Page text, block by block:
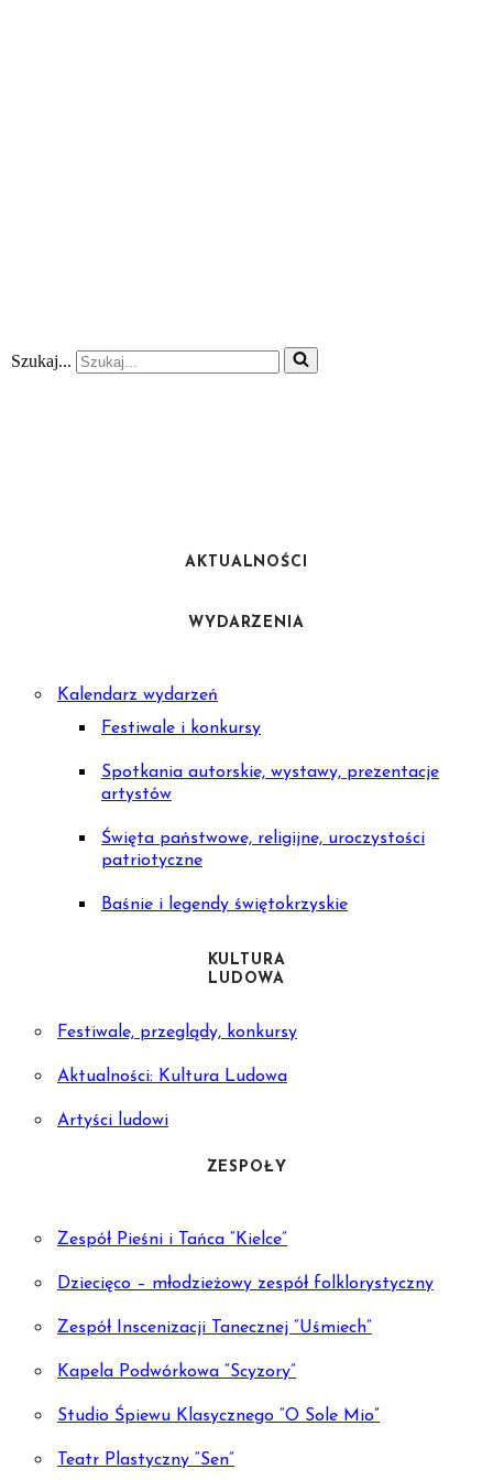
Szukaj...
AKTUALNOŚCI
WYDARZENIA
Kalendarz wydarzeń
Festiwale i konkursy
Spotkania autorskie, wystawy, prezentacje
artystów
Święta państwowe, religijne, uroczystości
patriotyczne
Baśnie i legendy świętokrzyskie
KULTURA
LUDOWA
Festiwale, przeglądy, konkursy
Aktualności: Kultura Ludowa
Artyści ludowi
ZESPOŁY
Zespół Pieśni i Tańca “Kielce”
Dziecięco – młodzieżowy zespół folklorystyczny
Zespół Inscenizacji Tanecznej “Uśmiech”
Kapela Podwórkowa “Scyzory”
Studio Śpiewu Klasycznego “O Sole Mio”
Teatr Plastyczny “Sen”